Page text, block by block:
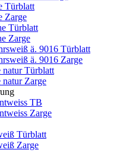
Türblatt
Zarge
Türblatt
Zarge
ä. 9016 Türblatt
ä. 9016 Zarge
natur Türblatt
Zarge
TB
Zarge
Türblatt
Zarge